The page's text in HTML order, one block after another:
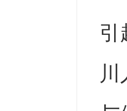
引